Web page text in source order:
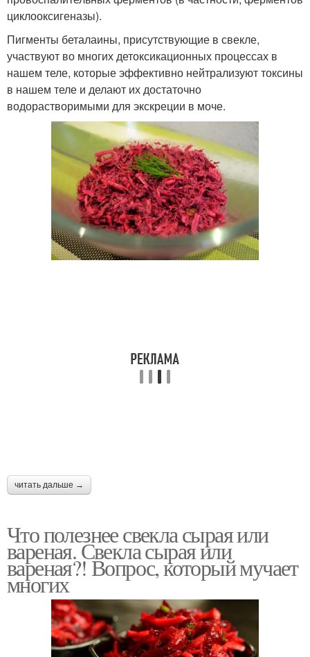
циклооксигеназы).
Пигменты беталаины, присутствующие в свекле,
участвуют во многих детоксикационных процессах в
нашем теле, которые эффективно нейтрализуют токсины
в нашем теле и делают их достаточно
водорастворимыми для экскреции в моче.
читать дальше →
Что полезнее свекла сырая или
вареная. Свекла сырая или
вареная?! Вопрос, который мучает
многих